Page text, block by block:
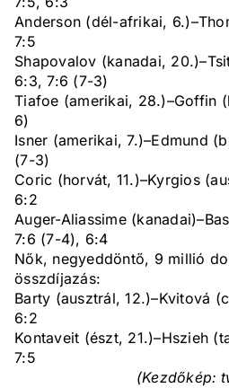
Anderson (dél-afrikai,
7:5
Shapovalov (kanadai,
6:3, 7:6 (7-3)
Tiafoe (amerikai, 28.)–Goffin
6)
Isner (amerikai, 7.)–Edmund
(7-3)
Coric (horvát, 11.)–Kyrgios
6:2
Auger-Aliassime
7:6 (7-4), 6:4
Nők, negyeddöntő, 9 millió
összdíjazás:
Barty (ausztrál, 12.)–Kvitová
6:2
Kontaveit (észt, 21.)–Hszieh
7:5
(Kezdőkép: